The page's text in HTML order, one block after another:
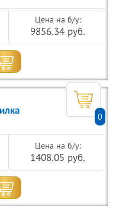
0
Цена на б/у:
9856.34 руб.
Цена на б/у:
1408.05 руб.